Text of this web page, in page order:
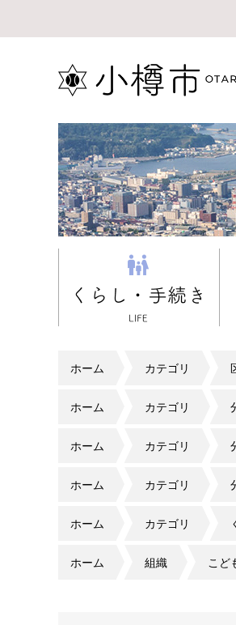
ホーム カテゴリ
ホーム カテゴリ
ホーム カテゴリ
ホーム カテゴリ
ホーム カテゴリ
ホーム 組織 こど